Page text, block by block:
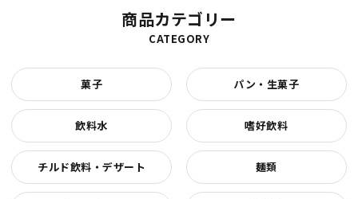
商品カテゴリー
CATEGORY
菓子 パン・生菓子
飲料水 嗜好飲料
チルド飲料・デザート 麺類